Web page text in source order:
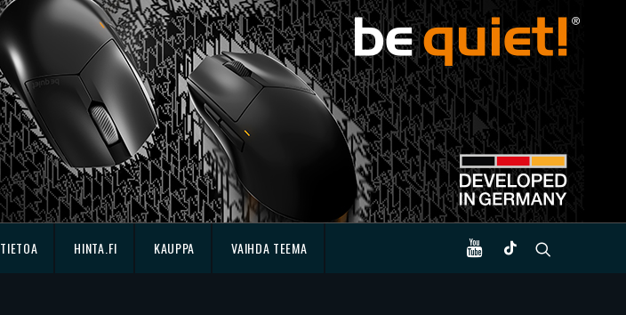
TIETOA HINTA.FI KAUPPA VAIHDA TEEMA